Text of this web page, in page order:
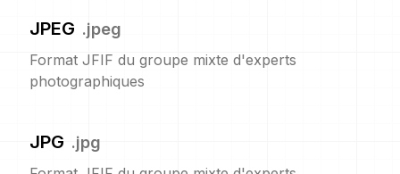
JPEG .jpeg
Format JFIF du groupe mixte d'experts
photographiques
JPG .jpg